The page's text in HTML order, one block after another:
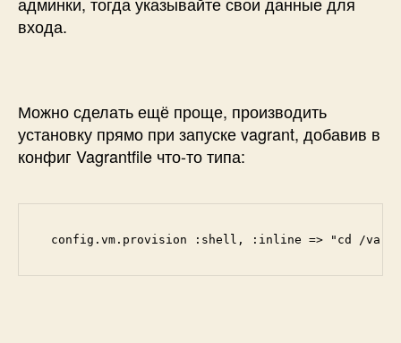
входа.
Можно сделать ещё проще, производить
установку прямо при запуске vagrant, добавив в
конфиг Vagrantfile что-то типа:
config.vm.provision :shell, :inline => "cd /